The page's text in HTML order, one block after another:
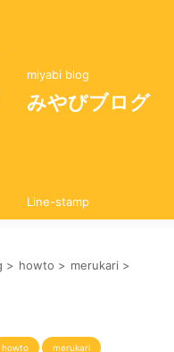
miyabi blog
みやびブログ
Line-stamp
> howto > merukari >
howto merukari